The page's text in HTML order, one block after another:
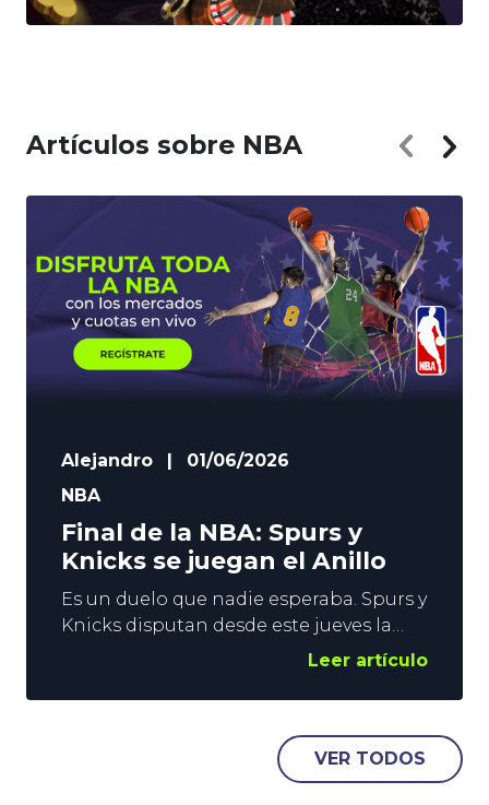
Artículos sobre NBA
Alejandro
01/06/2026
NBA
Final de la NBA: Spurs y
Knicks se juegan el Anillo
Es un duelo que nadie esperaba. Spurs y
Knicks disputan desde este jueves la
Final de la NBA. Los neoyorquinos
años, mientras que el conjunto de San
Antonio lo hace tras doblegar en una
eliminatoria a 7 partidos, a los (casi)
invencibles Thunder. La emoción está
Leer artículo
VER TODOS